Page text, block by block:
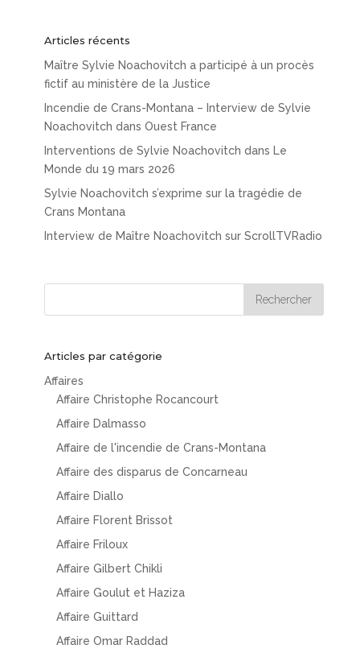
Articles récents
Maître Sylvie Noachovitch a participé à un procès
fictif au ministère de la Justice
Incendie de Crans-Montana – Interview de Sylvie
Noachovitch dans Ouest France
Interventions de Sylvie Noachovitch dans Le
Monde du 19 mars 2026
Sylvie Noachovitch s’exprime sur la tragédie de
Crans Montana
Interview de Maître Noachovitch sur ScrollTVRadio
Articles par catégorie
Affaires
Affaire Christophe Rocancourt
Affaire Dalmasso
Affaire de l'incendie de Crans-Montana
Affaire des disparus de Concarneau
Affaire Diallo
Affaire Florent Brissot
Affaire Friloux
Affaire Gilbert Chikli
Affaire Goulut et Haziza
Affaire Guittard
Affaire Omar Raddad